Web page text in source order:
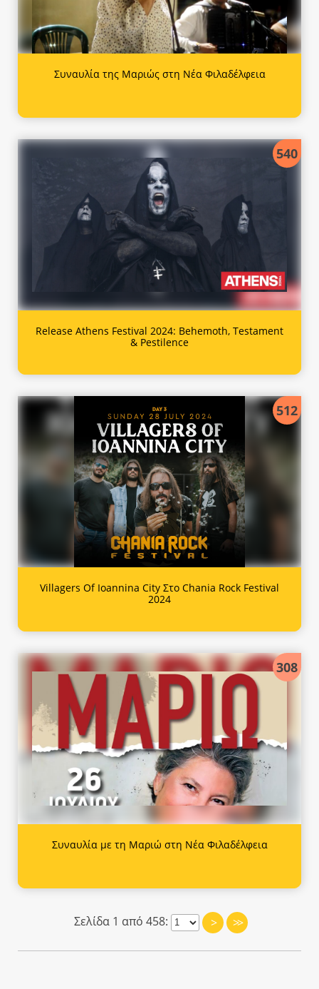
Συναυλία της Μαριώς στη Νέα Φιλαδέλφεια
540
Release Athens Festival 2024: Behemoth, Testament
& Pestilence
512
Villagers Of Ioannina City Στο Chania Rock Festival
2024
308
Συναυλία με τη Μαριώ στη Νέα Φιλαδέλφεια
Σελίδα 1 από 458: > >>